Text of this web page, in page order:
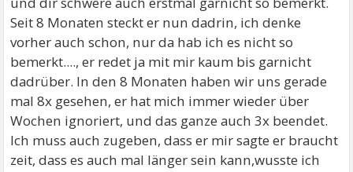
Seit 8 Monaten steckt er nun dadrin, ich denke
vorher auch schon, nur da hab ich es nicht so
bemerkt...., er redet ja mit mir kaum bis garnicht
dadrüber. In den 8 Monaten haben wir uns gerade
mal 8x gesehen, er hat mich immer wieder über
Wochen ignoriert, und das ganze auch 3x beendet.
Ich muss auch zugeben, dass er mir sagte er braucht
zeit, dass es auch mal länger sein kann,wusste ich